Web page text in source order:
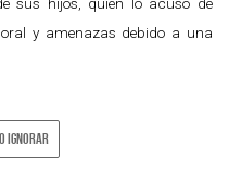
y amenazas debido a una
IGNORAR